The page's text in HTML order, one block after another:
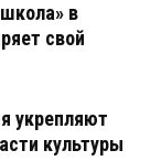
в
свой
укрепляют
культуры